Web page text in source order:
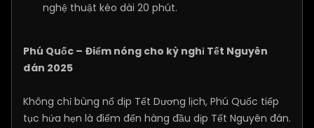
nghệ thuật kéo dài 20 phút.
Phú Quốc – Điểm nóng cho kỳ nghỉ Tết Nguyên
đán 2025
Không chỉ bùng nổ dịp Tết Dương lịch, Phú Quốc tiếp
tục hứa hẹn là điểm đến hàng đầu dịp Tết Nguyên đán.